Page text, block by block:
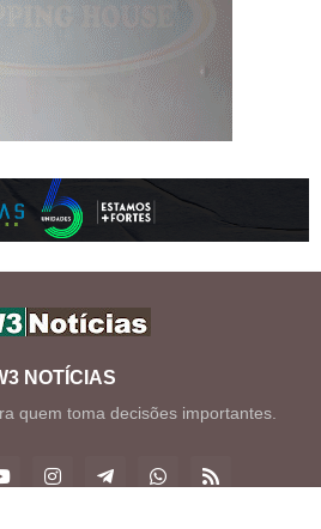
NOTÍCIAS
quem toma decisões importantes.